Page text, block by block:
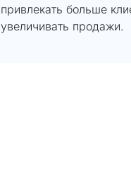
привлекать больше
увеличивать продажи.